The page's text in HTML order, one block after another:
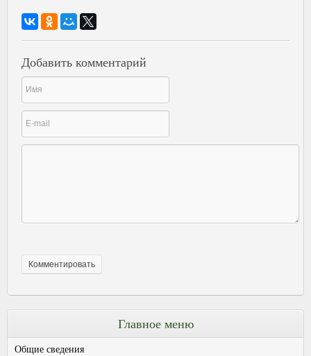
Добавить комментарий
Главное меню
Общие сведения